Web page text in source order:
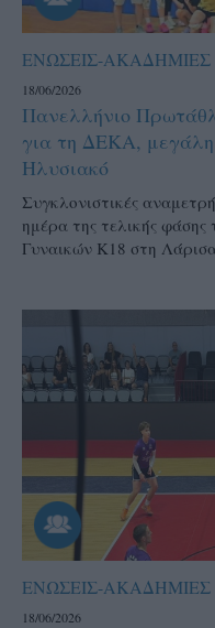
ΕΝΩΣΕΙΣ-ΑΚΑΔΗΜΙΕΣ
18/06/2026
Πανελλήνιο
για τη ΔΕΚΑ,
Ηλυσιακό
Συγκλονιστικές
ημέρα της τελικής
Γυναικών Κ18 στη
ΕΝΩΣΕΙΣ-ΑΚΑΔΗΜΙΕΣ
18/06/2026